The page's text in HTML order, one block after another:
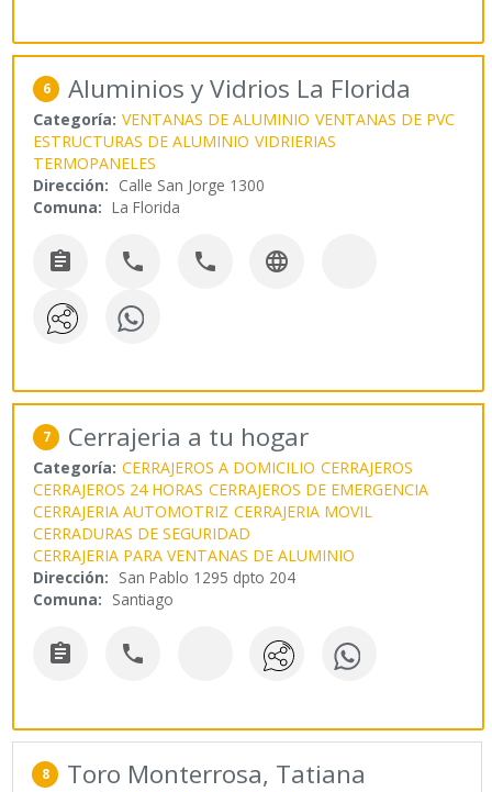
6 Aluminios y Vidrios La Florida
Categoría: VENTANAS DE ALUMINIO VENTANAS DE PVC
ESTRUCTURAS DE ALUMINIO VIDRIERIAS
TERMOPANELES
Dirección: Calle San Jorge 1300
Comuna: La Florida
   
7 Cerrajeria a tu hogar
Categoría: CERRAJEROS A DOMICILIO CERRAJEROS
CERRAJEROS 24 HORAS CERRAJEROS DE EMERGENCIA
CERRAJERIA AUTOMOTRIZ CERRAJERIA MOVIL
CERRADURAS DE SEGURIDAD
CERRAJERIA PARA VENTANAS DE ALUMINIO
Dirección: San Pablo 1295 dpto 204
Comuna: Santiago
 
8 Toro Monterrosa, Tatiana